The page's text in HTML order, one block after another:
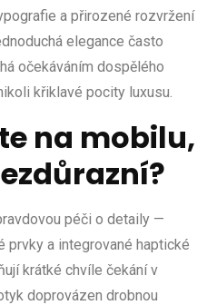
a přirozené rozvržení
elegance často
očekáváním dospělého
křiklavé pocity luxusu.
na mobilu,
péči o detaily —
prvky a integrované haptické
krátké chvíle čekání v
doprovázen drobnou